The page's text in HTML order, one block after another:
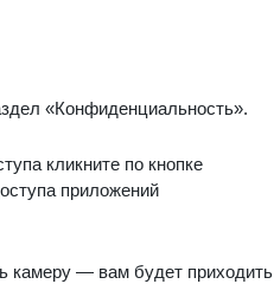
«Конфиденциальность».
кликните по кнопке
приложений
камеру — вам будет приходить